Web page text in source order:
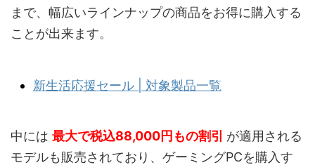
まで、幅広いラインナップの商品をお得に購入する
ことが出来ます。
新生活応援セール | 対象製品一覧
中には 最大で税込88,000円 もの割引 が適用される
モデルも販売されており、ゲーミングPCを購入す